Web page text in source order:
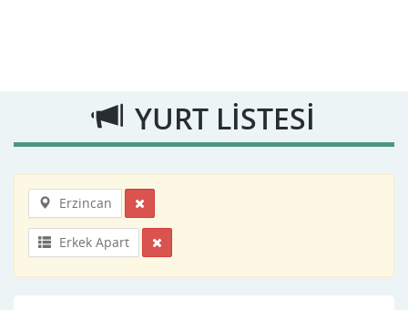
YURT LİSTESİ
Erzincan
Erkek Apart